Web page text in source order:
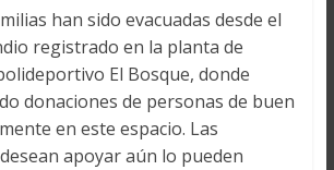
han sido evacuadas desde el
registrado en la planta de
El Bosque, donde
donaciones de personas de buen
en este espacio. Las
apoyar aún lo pueden